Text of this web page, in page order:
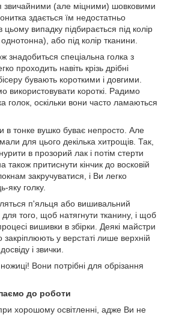
звичайними (але міцними) шовковими
здається їм недостатньо
випадку підбирається під колір
або під колір тканини.
знадобиться спеціальна голка з
проходить навіть крізь дрібні
бувають короткими і довгими.
використовувати короткі. Радимо
голок, оскільки вони часто ламаються
в тонке вушко буває непросто. Але
для цього декілька хитрощів. Так,
в прозорий лак і потім стерти
притиснути кінчик до восковій
закручуватися, і Ви легко
яку голку.
п'яльця або вишивальний
для того, щоб натягнути тканину, і щоб
вишивки в збірки. Деякі майстри
у верстаті лише верхній
і звички.
Вони потрібні для обрізання
до роботи
хорошому освітленні, адже Ви не